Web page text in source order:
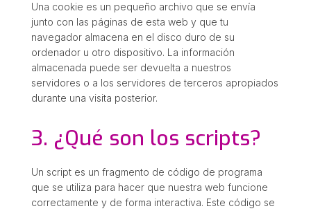
Una cookie es un pequeño archivo que se envía
junto con las páginas de esta web y que tu
navegador almacena en el disco duro de su
ordenador u otro dispositivo. La información
almacenada puede ser devuelta a nuestros
servidores o a los servidores de terceros apropiados
durante una visita posterior.
3. ¿Qué son los scripts?
Un script es un fragmento de código de programa
que se utiliza para hacer que nuestra web funcione
correctamente y de forma interactiva. Este código se